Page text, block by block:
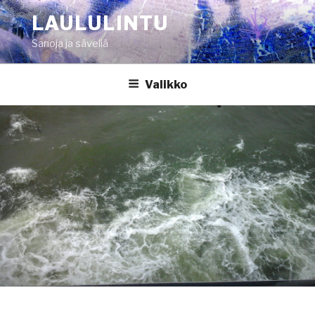
Siirry
sisältöönLAULULINTU
Sanoja ja säveliä
Valikko